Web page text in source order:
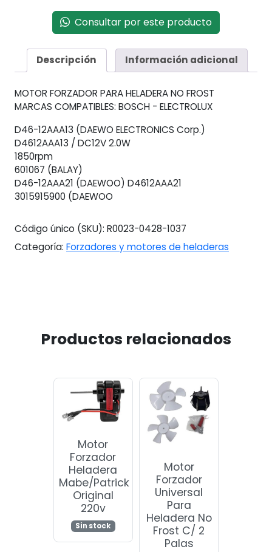
Consultar por este producto
Descripción Información adicional
MOTOR FORZADOR PARA HELADERA NO FROST
MARCAS COMPATIBLES: BOSCH - ELECTROLUX
D46-12AAA13 (DAEWO ELECTRONICS Corp.)
D4612AAA13 / DC12V 2.0W
1850rpm
601067 (BALAY)
D46-12AAA21 (DAEWOO) D4612AAA21
3015915900 (DAEWOO
Código único (SKU): R0023-0428-1037
Categoría: Forzadores y motores de heladeras
Productos relacionados
Motor
Forzador
Heladera
Mabe/Patrick
Original
220v
Sin stock
Motor
Forzador
Universal
Para
Heladera No
Frost C/ 2
Palas